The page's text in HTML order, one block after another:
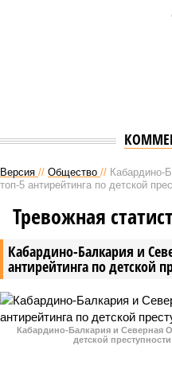
Версия // Общество // Кабардино-
топ-5 антирейтинга по детской
Кабардино-Балкария и
антирейтинга по детской
Тревожная
Кабардино-Балкария и Северная
детской